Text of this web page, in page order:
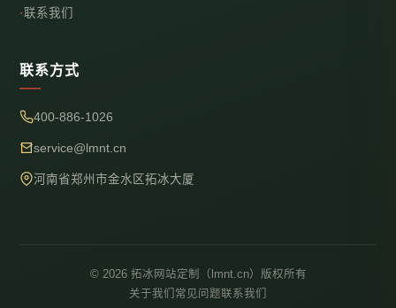
联系我们
联系方式
400-886-1026
service@lmnt.cn
河南省郑州市金水区拓冰大厦
© 2026 拓冰网站定制（lmnt.cn）版权所有
关于我们 常见问题联系我们